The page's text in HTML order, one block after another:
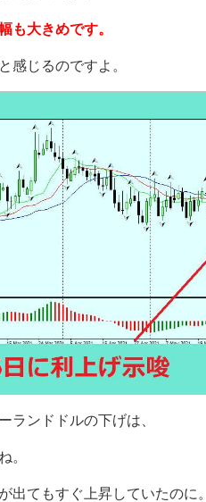
も大きめです。
感じるのですよ。
ランドドルの下げは、
。
出てもすぐ上昇していたのに。